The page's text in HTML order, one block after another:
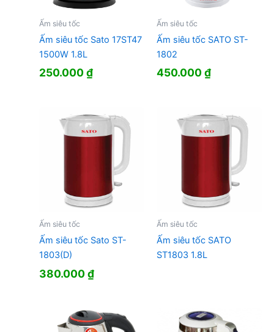
Ấm siêu tốc
Ấm siêu tốc Sato 17ST47
1500W 1.8L
250.000₫
Ấm siêu tốc
Ấm siêu tốc SATO ST-
1802
450.000₫
Ấm siêu tốc
Ấm siêu tốc Sato ST-
1803(D)
380.000₫
Ấm siêu tốc
Ấm siêu tốc SATO
ST1803 1.8L